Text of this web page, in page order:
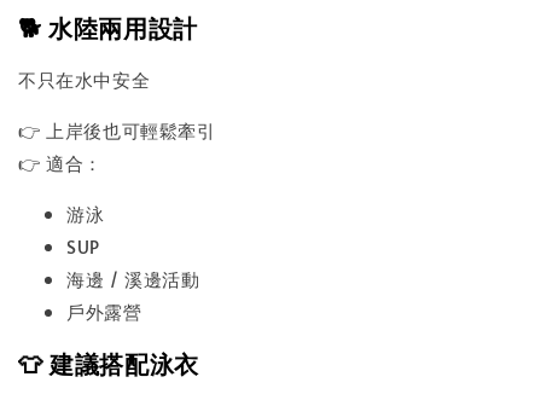
🐕 水陸兩用設計
不只在水中安全
👉 上岸後也可輕鬆牽引
👉 適合：
游泳
SUP
海邊 / 溪邊活動
戶外露營
👕 建議搭配泳衣